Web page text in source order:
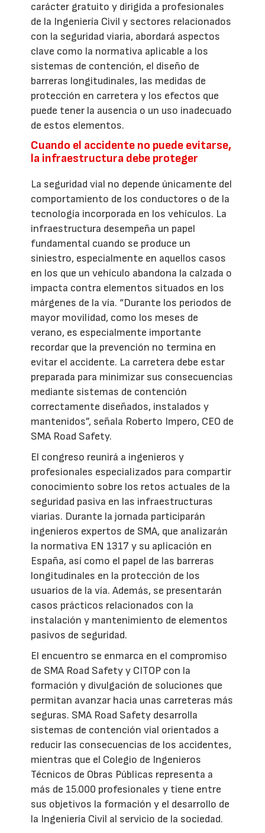
carácter gratuito y dirigida a profesionales
de la Ingeniería Civil y sectores relacionados
con la seguridad viaria, abordará aspectos
clave como la normativa aplicable a los
sistemas de contención, el diseño de
barreras longitudinales, las medidas de
protección en carretera y los efectos que
puede tener la ausencia o un uso inadecuado
de estos elementos.
Cuando el accidente no puede evitarse,
la infraestructura debe proteger
La seguridad vial no depende únicamente del
comportamiento de los conductores o de la
tecnología incorporada en los vehículos. La
infraestructura desempeña un papel
fundamental cuando se produce un
siniestro, especialmente en aquellos casos
en los que un vehículo abandona la calzada o
impacta contra elementos situados en los
márgenes de la vía. “Durante los periodos de
mayor movilidad, como los meses de
verano, es especialmente importante
recordar que la prevención no termina en
evitar el accidente. La carretera debe estar
preparada para minimizar sus consecuencias
mediante sistemas de contención
correctamente diseñados, instalados y
mantenidos”, señala Roberto Impero, CEO de
SMA Road Safety.
El congreso reunirá a ingenieros y
profesionales especializados para compartir
conocimiento sobre los retos actuales de la
seguridad pasiva en las infraestructuras
viarias. Durante la jornada participarán
ingenieros expertos de SMA, que analizarán
la normativa EN 1317 y su aplicación en
España, así como el papel de las barreras
longitudinales en la protección de los
usuarios de la vía. Además, se presentarán
casos prácticos relacionados con la
instalación y mantenimiento de elementos
pasivos de seguridad.
El encuentro se enmarca en el compromiso
de SMA Road Safety y CITOP con la
formación y divulgación de soluciones que
permitan avanzar hacia unas carreteras más
seguras. SMA Road Safety desarrolla
sistemas de contención vial orientados a
reducir las consecuencias de los accidentes,
mientras que el Colegio de Ingenieros
Técnicos de Obras Públicas representa a
más de 15.000 profesionales y tiene entre
sus objetivos la formación y el desarrollo de
la Ingeniería Civil al servicio de la sociedad.